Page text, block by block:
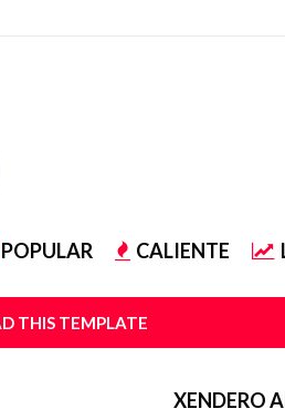
POPULAR CALIENTE
THIS TEMPLATE
XENDERO